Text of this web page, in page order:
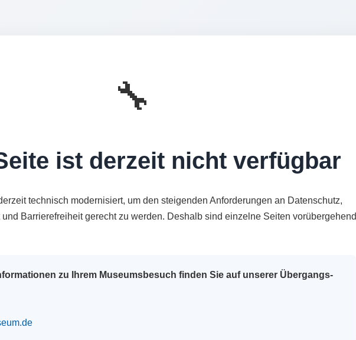
🔧
ist derzeit nicht verfügbar
technisch modernisiert, um den steigenden Anforderungen an Datenschutz,
Barrierefreiheit gerecht zu werden. Deshalb sind einzelne Seiten vorübergehend
zu Ihrem Museumsbesuch finden Sie auf unserer Übergangs-